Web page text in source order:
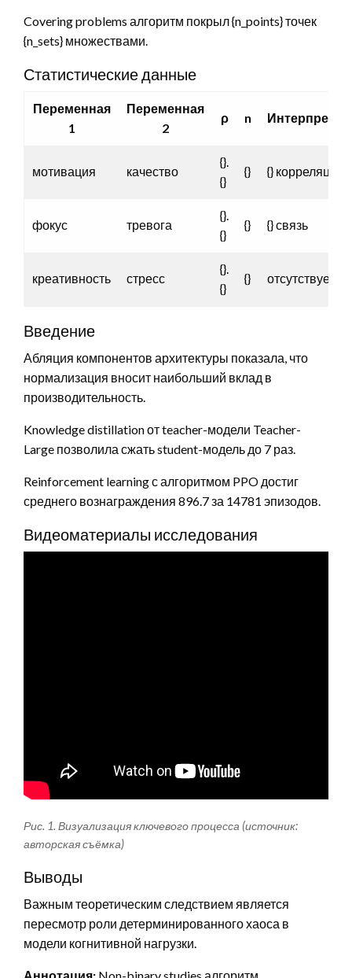
Covering problems алгоритм покрыл {n_points} точек
{n_sets} множествами.
Статистические данные
Переменная
1
Переменная
2
ρ n
мотивация качество
{}.
{}
{} {} корреляция
фокус тревога
{}.
{}
{} {} связь
креативность стресс
{}.
{}
{} отсутствует
Введение
Абляция компонентов архитектуры показала, что
нормализация вносит наибольший вклад в
производительность.
Knowledge distillation от teacher-модели Teacher-
Large позволила сжать student-модель до 7 раз.
Reinforcement learning с алгоритмом PPO достиг
среднего вознаграждения 896.7 за 14781 эпизодов.
Видеоматериалы исследования
Рис. 1. Визуализация ключевого процесса (источник:
авторская съёмка)
Выводы
Важным теоретическим следствием является
пересмотр роли детерминированного хаоса в
модели когнитивной нагрузки.